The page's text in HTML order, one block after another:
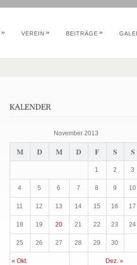
» VEREIN » BEITRÄGE »
November 2013
M D M D F S S
« Okt. Dez. »
1 2 3
4 5 6 7 8 9 10
11 12 13 14 15 16 17
18 19 20 21 22 23 24
25 26 27 28 29 30